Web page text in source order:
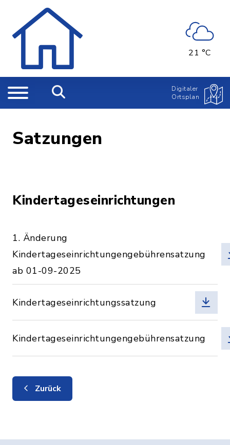
21 °C
Digitaler
Ortsplan
Satzungen
Kindertageseinrichtungen
1. Änderung
Kindertageseinrichtungengebührensatzung
ab 01-09-2025
Kindertageseinrichtungssatzung
Kindertageseinrichtungengebührensatzung
Zurück